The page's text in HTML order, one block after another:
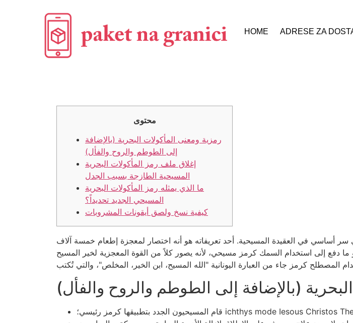
HOME ADRESE ZA
محتوى
رمزية ومعنى المأكولات البحرية (بالإضافة
إلى الطوطم والروح والفأل)
إغلاق ملف رمز المأكولات البحرية
المسيحية الطازجة بسبب الجدل
ما الذي يمثله رمز المأكولات البحرية
المسيحي الجديد تحديداً؟
كيفية نسخ ولصق أيقونات المشروبات
سر أساسي في العقيدة المسيحية. أحد تعريفاته هو أنه اختصار لمعجزة إطعام خمسة آلاف
دفع إلى استخدام السمك كرمز مسيحي، لأنه يصور كلاً من القوة المعجزية لخير المسيح
(بالإضافة إلى الطوطم والروح والفأل)